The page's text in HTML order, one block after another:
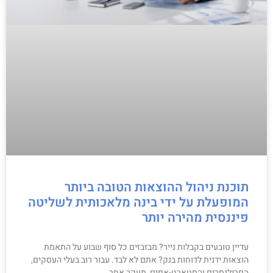
תוכנת ניהול ההוצאות הטובה ביותר
המופעלת על ידי בינה מלאכותית לשליטה
פיננסית מהירה יותר
עדיין טובעים בקבלות נייר? מבזבזים כל סוף שבוע על התאמת
הוצאות ידנית לדוחות בנק? אתם לא לבד. עבור רוב בעלי העסקים,